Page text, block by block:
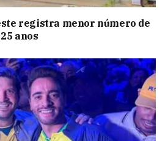
registra menor número de
anos